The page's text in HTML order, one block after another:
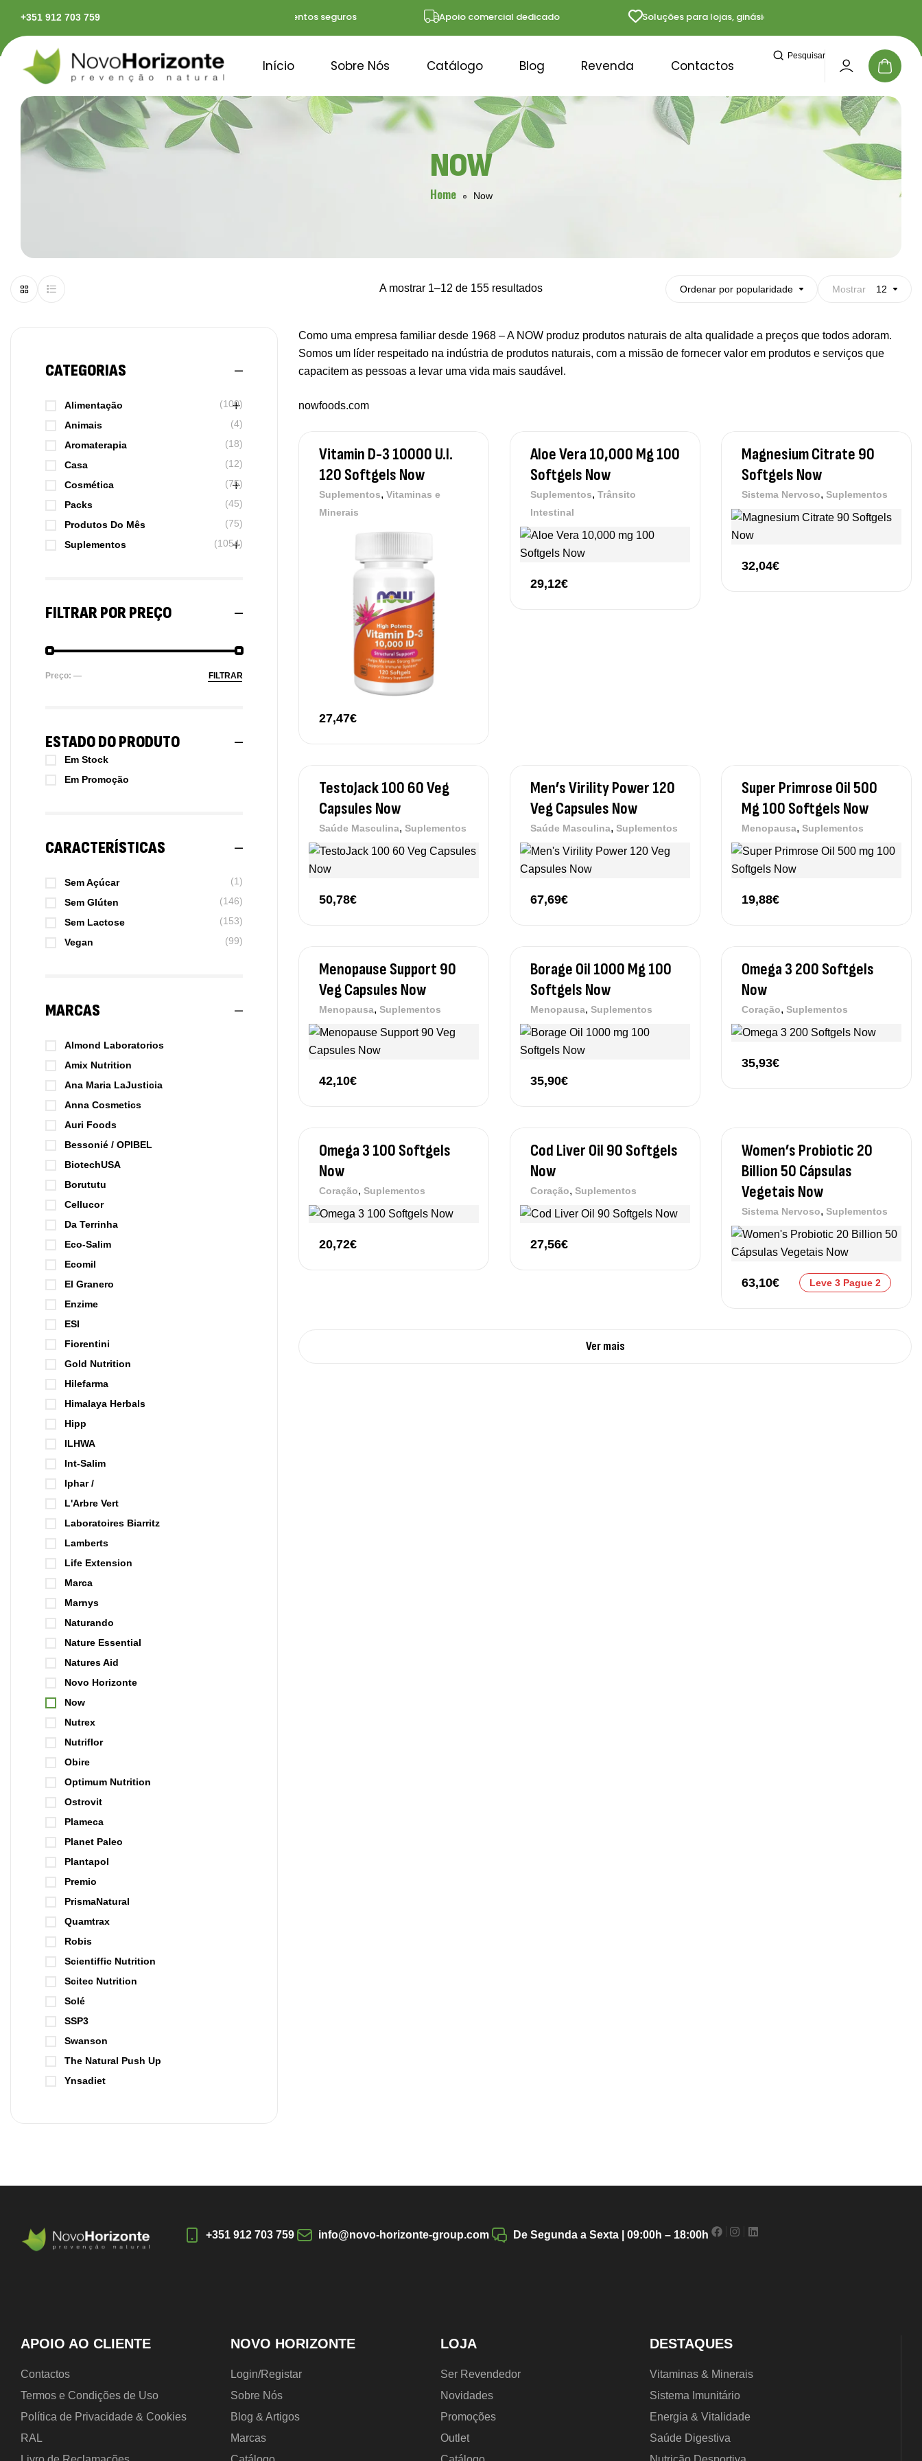
+351 912 703 759
rápidas em território continental Pagamentos seguros Apoio comercial dedicado Soluções para lojas, ginásios e profissionais
Início Sobre Nós Catálogo Blog Revenda Contactos
Pesquisar
NOW
Home Now
A mostrar 1–12 de 155 resultados Ordenar por popularidade Mostrar 12
Como uma empresa familiar desde 1968 – A NOW produz produtos naturais de alta qualidade a preços que todos adoram.
Somos um líder respeitado na indústria de produtos naturais, com a missão de fornecer valor em produtos e serviços que
capacitem as pessoas a levar uma vida mais saudável.
nowfoods.com
Vitamin D-3 10000 U.I.
120 Softgels Now
Suplementos, Vitaminas e
Minerais
27,47€
Aloe Vera 10,000 Mg 100
Softgels Now
Suplementos, Trânsito
Intestinal
29,12€
Magnesium Citrate 90
Softgels Now
Sistema Nervoso, Suplementos
32,04€
TestoJack 100 60 Veg
Capsules Now
Saúde Masculina, Suplementos
50,78€
Men’s Virility Power 120
Veg Capsules Now
Saúde Masculina, Suplementos
67,69€
Super Primrose Oil 500
Mg 100 Softgels Now
Menopausa, Suplementos
19,88€
Menopause Support 90
Veg Capsules Now
Menopausa, Suplementos
42,10€
Borage Oil 1000 Mg 100
Softgels Now
Menopausa, Suplementos
35,90€
Omega 3 200 Softgels
Now
Coração, Suplementos
35,93€
Omega 3 100 Softgels
Now
Coração, Suplementos
20,72€
Cod Liver Oil 90 Softgels
Now
Coração, Suplementos
27,56€
Women’s Probiotic 20
Billion 50 Cápsulas
Vegetais Now
Sistema Nervoso, Suplementos
63,10€ Leve 3 Pague 2
Ver mais
CATEGORIAS
Alimentação
(100)
Animais
(4)
Aromaterapia
(18)
Casa
(12)
Cosmética
(75)
Packs
(45)
Produtos Do Mês
(75)
Suplementos
(1054)
FILTRAR POR PREÇO
FILTRAR
Preço: —
ESTADO DO PRODUTO
Em Stock
Em Promoção
CARACTERÍSTICAS
Sem Açúcar
(1)
Sem Glúten
(146)
Sem Lactose
(153)
Vegan
(99)
MARCAS
Almond Laboratorios
Amix Nutrition
Ana Maria LaJusticia
Anna Cosmetics
Auri Foods
Bessonié / OPIBEL
BiotechUSA
Borututu
Cellucor
Da Terrinha
Eco-Salim
Ecomil
El Granero
Enzime
ESI
Fiorentini
Gold Nutrition
Hilefarma
Himalaya Herbals
Hipp
ILHWA
Int-Salim
Iphar /
L'Arbre Vert
Laboratoires Biarritz
Lamberts
Life Extension
Marca
Marnys
Naturando
Nature Essential
Natures Aid
Novo Horizonte
Now
Nutrex
Nutriflor
Obire
Optimum Nutrition
Ostrovit
Plameca
Planet Paleo
Plantapol
Premio
PrismaNatural
Quamtrax
Robis
Scientiffic Nutrition
Scitec Nutrition
Solé
SSP3
Swanson
The Natural Push Up
Ynsadiet
+351 912 703 759 info@novo-horizonte-group.com De Segunda a Sexta | 09:00h – 18:00h
APOIO AO CLIENTE
Contactos
Termos e Condições de Uso
Política de Privacidade & Cookies
RAL
NOVO HORIZONTE
Login/Registar
Sobre Nós
Blog & Artigos
Marcas
LOJA
Ser Revendedor
Novidades
Promoções
Outlet
DESTAQUES
Vitaminas & Minerais
Sistema Imunitário
Energia & Vitalidade
Saúde Digestiva